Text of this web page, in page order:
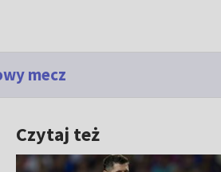
mecz
Czytaj też